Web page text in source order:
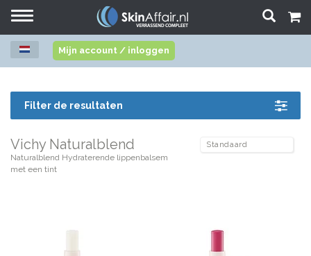
Toggle
Mijn account / inloggen
Filter de resultaten
Vichy Naturalblend
Naturalblend Hydraterende lippenbalsem
met een tint